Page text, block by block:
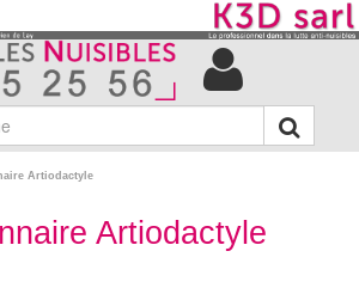
Artiodactyle
Artiodactyle